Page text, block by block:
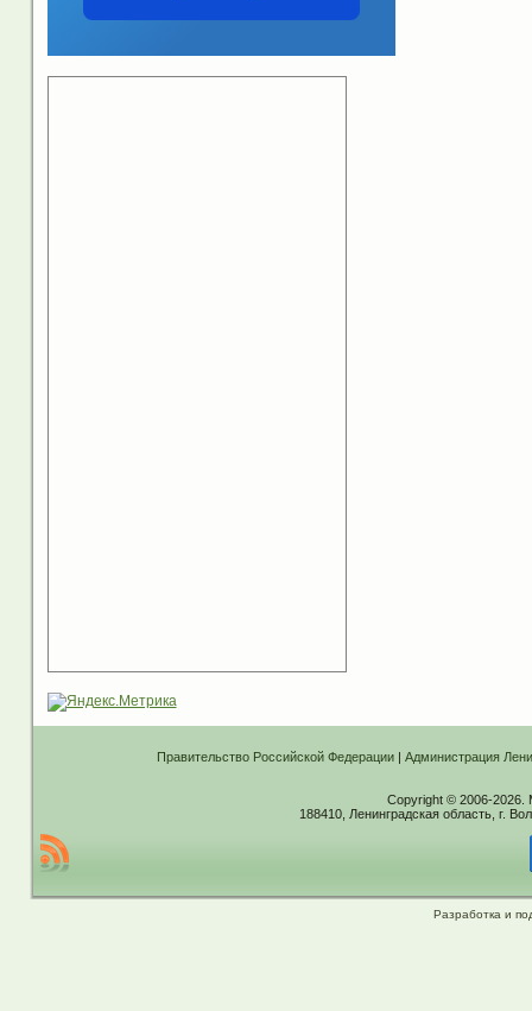
Правительство Российской Федерации| Администрация
Copyright © 2006-2026.
188410, Ленинградская область, г.
Разработка и